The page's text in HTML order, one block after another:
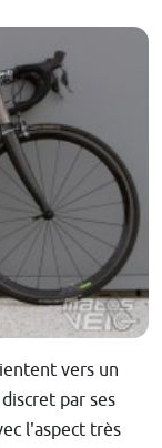
vers un
par ses
l'aspect très